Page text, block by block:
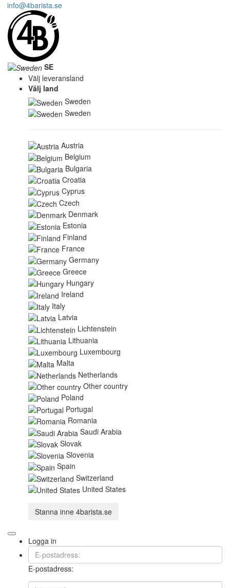
info@4barista.se
SE
Välj leveransland
Välj land
Sweden
Sweden
Austria
Belgium
Bulgaria
Croatia
Cyprus
Czech
Denmark
Estonia
Finland
France
Germany
Greece
Hungary
Ireland
Italy
Latvia
Lichtenstein
Lithuania
Luxembourg
Malta
Netherlands
Other country
Poland
Portugal
Romania
Saudi Arabia
Slovak
Slovenia
Spain
Switzerland
United States
Stanna inne 4barista.se
Logga in
E-postadress: